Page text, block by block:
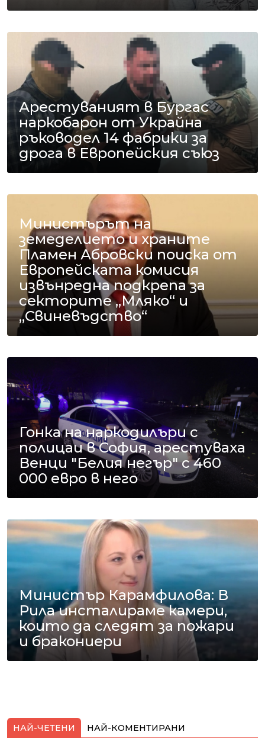
Арестуваният в Бургас
наркобарон от Украйна
ръководел 14 фабрики за
дрога в Европейския съюз
Министърът на
земеделието и храните
Пламен Абровски поиска от
Европейската комисия
извънредна подкрепа за
секторите „Мляко“ и
„Свиневъдство“
Гонка на наркодилъри с
полицаи в София, арестуваха
Венци "Белия негър" с 460
000 евро в него
Министър Карамфилова: В
Рила инсталираме камери,
които да следят за пожари
и бракониери
НАЙ-ЧЕТЕНИ НАЙ-КОМЕНТИРАНИ